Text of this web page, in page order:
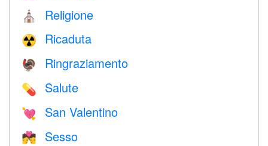
⛪️ Religione
☢️ Ricaduta
🦃 Ringraziamento
💊 Salute
💘 San Valentino
💏 Sesso